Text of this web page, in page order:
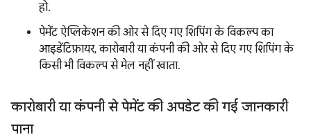
हो.
पेमेंट ऐप्लिकेशन की ओर से दिए गए शिपिंग के विकल्प का
आइडेंटिफ़ायर, कारोबारी या कंपनी की ओर से दिए गए शिपिंग के
किसी भी विकल्प से मेल नहीं खाता.
कारोबारी या कंपनी से पेमेंट की अपडेट की गई जानकारी
पाना